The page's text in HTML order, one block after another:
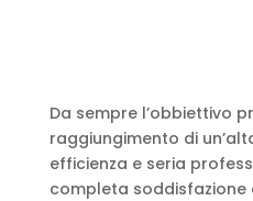
Da sempre l’obbiettivo
raggiungimento di
efficienza e seria
completa soddisfazione